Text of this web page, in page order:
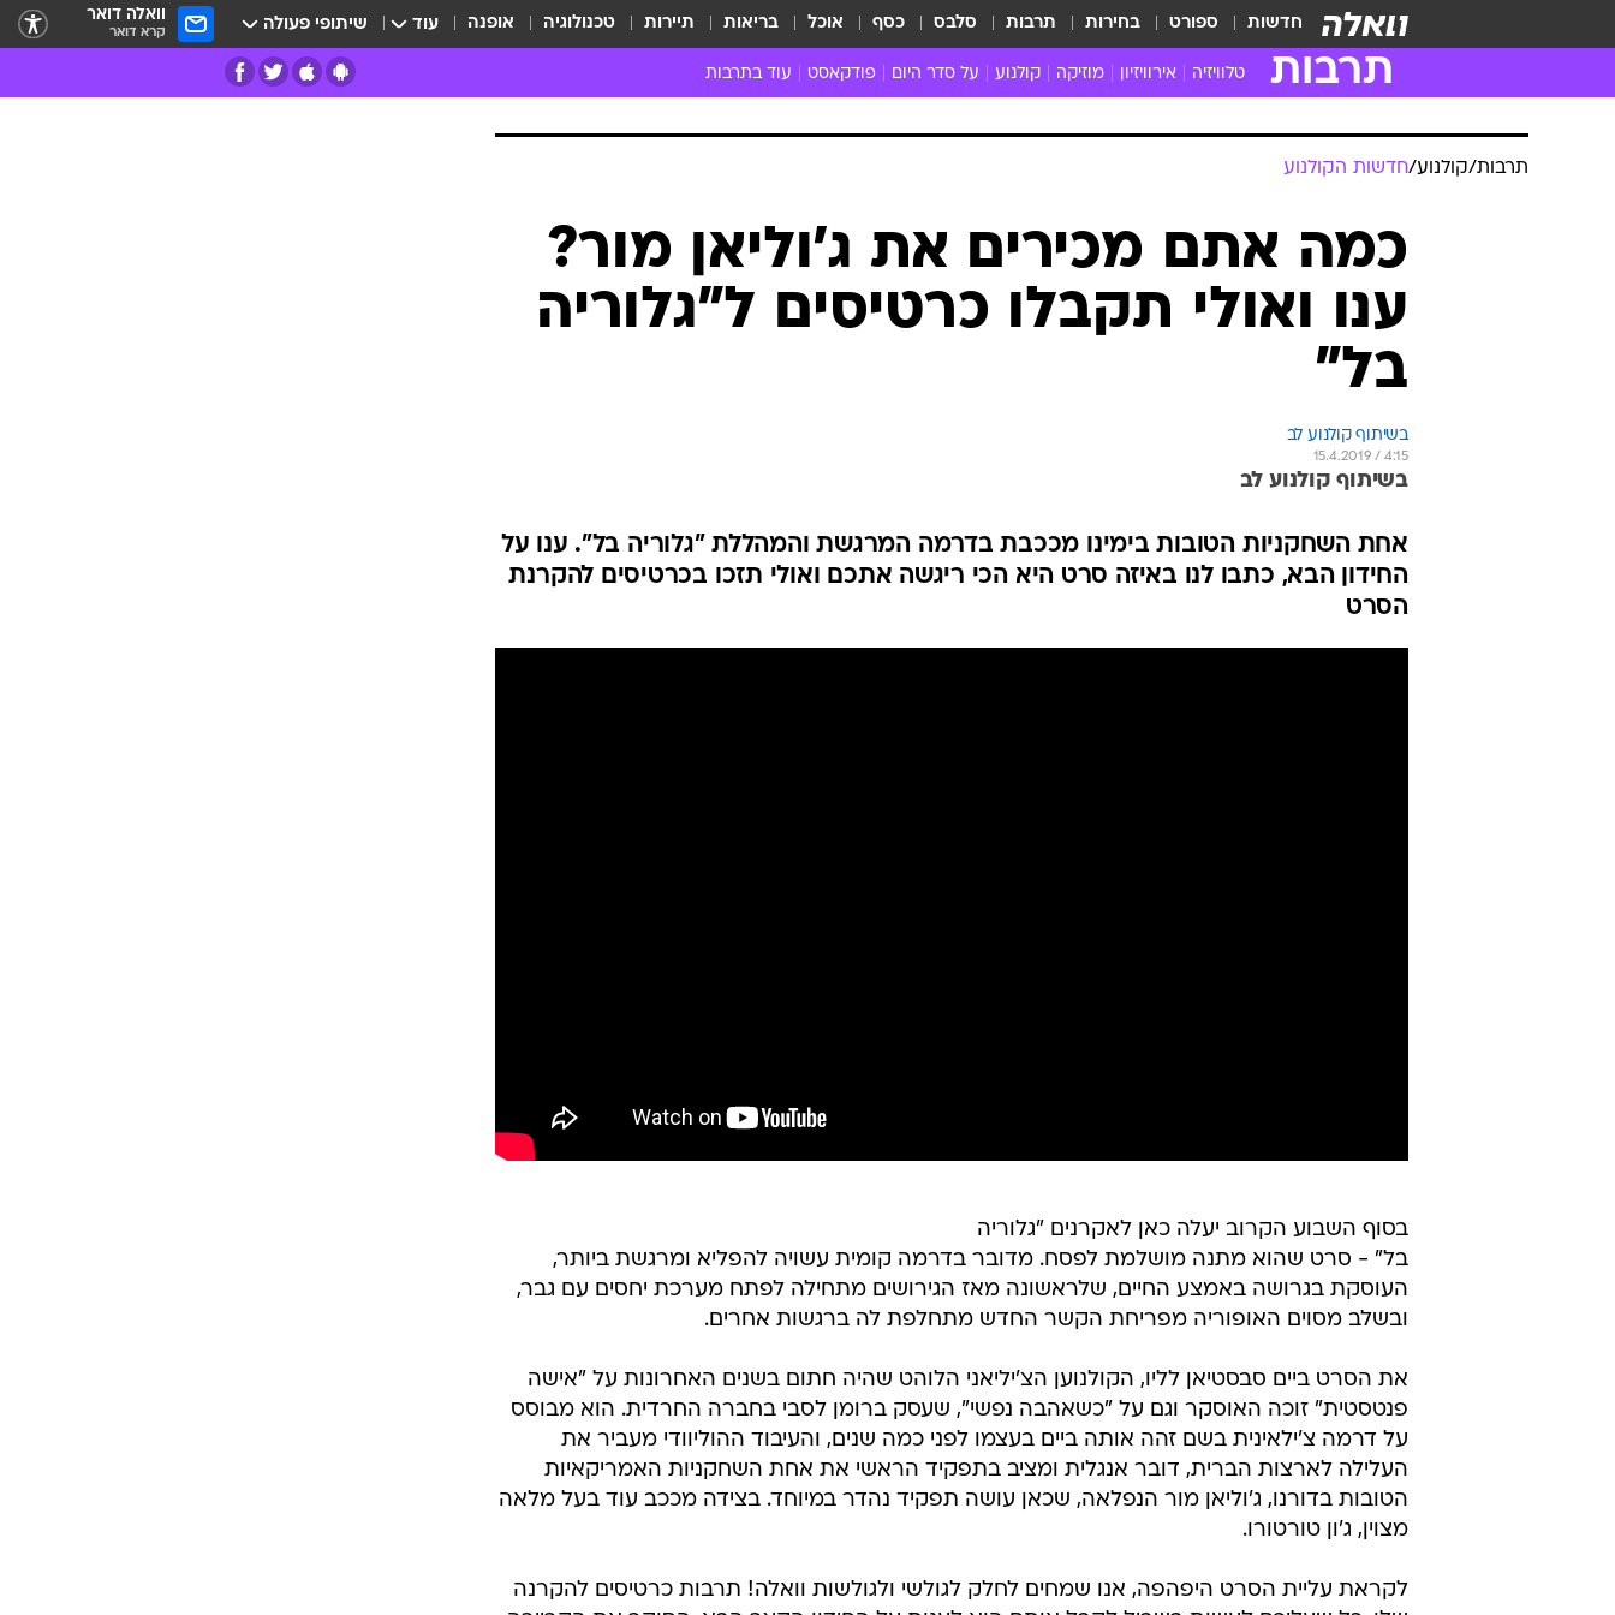
חדשות ספורט בחירות תרבות סלבס כסף אוכל בריאות תיירות טכנולוגיה אופנה עוד שיתופי פעולה וואלה דואר
קרא דואר
תרבות טלוויזיה
טלוויזיה מחו"ל
סדרות מומלצות
האח הגדול
אירוויזיון מוזיקה
קורדרוי
קליפים וסינגלים
הופעות חיות
קולנוע על סדר היום פודקאסט עוד בתרבות
פרינג'
הופעות חיות
חמש המלצות - ואזהרה
כל הכתבות
תרבות/קולנוע/חדשות הקולנוע
כמה אתם מכירים את ג'וליאן מור?
ענו ואולי תקבלו כרטיסים ל"גלוריה
בל"
בשיתוף קולנוע לב
15.4.2019 / 4:15
בשיתוף קולנוע לב
אחת השחקניות הטובות בימינו מככבת בדרמה המרגשת והמהללת "גלוריה בל". ענו על
החידון הבא, כתבו לנו באיזה סרט היא הכי ריגשה אתכם ואולי תזכו בכרטיסים להקרנת
הסרט
בסוף השבוע הקרוב יעלה כאן לאקרנים "גלוריה
בל" - סרט שהוא מתנה מושלמת לפסח. מדובר בדרמה קומית עשויה להפליא ומרגשת ביותר,
העוסקת בגרושה באמצע החיים, שלראשונה מאז הגירושים מתחילה לפתח מערכת יחסים עם גבר,
ובשלב מסוים האופוריה מפריחת הקשר החדש מתחלפת לה ברגשות אחרים.
את הסרט ביים סבסטיאן לליו, הקולנוען הצ'יליאני הלוהט שהיה חתום בשנים האחרונות על "אישה
פנטסטית" זוכה האוסקר וגם על "כשאהבה נפשי", שעסק ברומן לסבי בחברה החרדית. הוא מבוסס
על דרמה צ'ילאינית בשם זהה אותה ביים בעצמו לפני כמה שנים, והעיבוד ההוליוודי מעביר את
העלילה לארצות הברית, דובר אנגלית ומציב בתפקיד הראשי את אחת השחקניות האמריקאיות
הטובות בדורנו, ג'וליאן מור הנפלאה, שכאן עושה תפקיד נהדר במיוחד. בצידה מככב עוד בעל מלאה
מצוין, ג'ון טורטורו.
לקראת עליית הסרט היפהפה, אנו שמחים לחלק לגולשי ולגולשות וואלה! תרבות כרטיסים להקרנה